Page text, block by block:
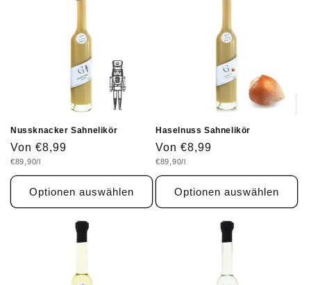
Nussknacker Sahnelikör
Normaler
Preis
Von €8,99
Grundpreis
€89,90/l
Optionen auswählen
Haselnuss Sahnelikör
Normaler
Preis
Von €8,99
Grundpreis
€89,90/l
Optionen auswählen